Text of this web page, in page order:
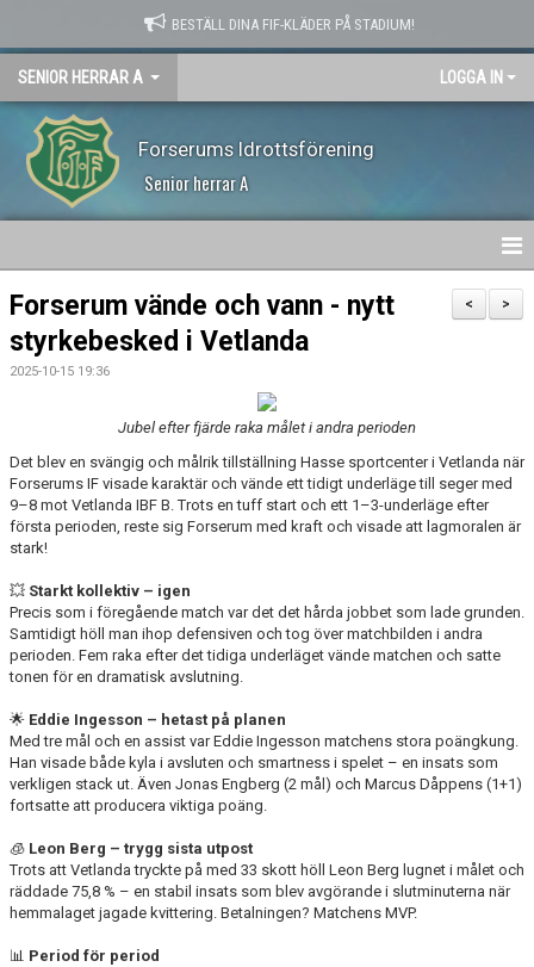
BESTÄLL DINA FIF-KLÄDER PÅ STADIUM!
SENIOR HERRAR A LOGGA IN
Forserums Idrottsförening
Senior herrar A
HEM
NYHETER
TRUPPEN
BILDGALLERI
DOKUMENT
KONTAKT
>
<
Forserum vände och vann - nytt
styrkebesked i Vetlanda
2025-10-15 19:36
Jubel efter fjärde raka målet i andra perioden
Det blev en svängig och målrik tillställning Hasse sportcenter i Vetlanda när
Forserums IF visade karaktär och vände ett tidigt underläge till seger med
9–8 mot Vetlanda IBF B. Trots en tuff start och ett 1–3-underläge efter
första perioden, reste sig Forserum med kraft och visade att lagmoralen är
stark!
💥 Starkt kollektiv – igen
Precis som i föregående match var det det hårda jobbet som lade grunden.
Samtidigt höll man ihop defensiven och tog över matchbilden i andra
perioden. Fem raka efter det tidiga underläget vände matchen och satte
tonen för en dramatisk avslutning.
🌟 Eddie Ingesson – hetast på planen
Med tre mål och en assist var Eddie Ingesson matchens stora poängkung.
Han visade både kyla i avsluten och smartness i spelet – en insats som
verkligen stack ut. Även Jonas Engberg (2 mål) och Marcus Dåppens (1+1)
fortsatte att producera viktiga poäng.
🧊 Leon Berg – trygg sista utpost
Trots att Vetlanda tryckte på med 33 skott höll Leon Berg lugnet i målet och
räddade 75,8 % – en stabil insats som blev avgörande i slutminuterna när
hemmalaget jagade kvittering. Betalningen? Matchens MVP.
📊 Period för period